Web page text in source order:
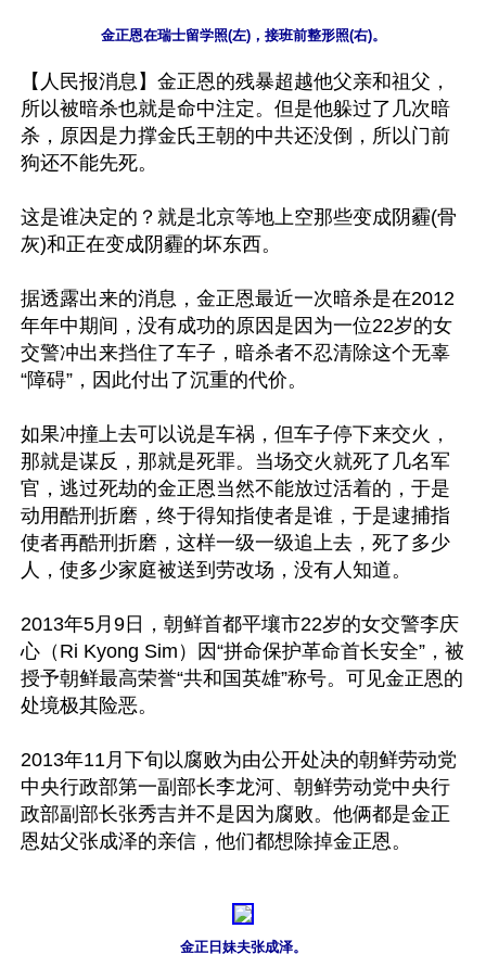
金正恩在瑞士留学照(左)，接班前整形照(右)。
【人民报消息】金正恩的残暴超越他父亲和祖父，
所以被暗杀也就是命中注定。但是他躲过了几次暗
杀，原因是力撑金氏王朝的中共还没倒，所以门前
狗还不能先死。
这是谁决定的？就是北京等地上空那些变成阴霾(骨
灰)和正在变成阴霾的坏东西。
据透露出来的消息，金正恩最近一次暗杀是在2012
年年中期间，没有成功的原因是因为一位22岁的女
交警冲出来挡住了车子，暗杀者不忍清除这个无辜
“障碍”，因此付出了沉重的代价。
如果冲撞上去可以说是车祸，但车子停下来交火，
那就是谋反，那就是死罪。当场交火就死了几名军
官，逃过死劫的金正恩当然不能放过活着的，于是
动用酷刑折磨，终于得知指使者是谁，于是逮捕指
使者再酷刑折磨，这样一级一级追上去，死了多少
人，使多少家庭被送到劳改场，没有人知道。
2013年5月9日，朝鲜首都平壤市22岁的女交警李庆
心（Ri Kyong Sim）因“拼命保护革命首长安全”，被
授予朝鲜最高荣誉“共和国英雄”称号。可见金正恩的
处境极其险恶。
2013年11月下旬以腐败为由公开处决的朝鲜劳动党
中央行政部第一副部长李龙河、朝鲜劳动党中央行
政部副部长张秀吉并不是因为腐败。他俩都是金正
恩姑父张成泽的亲信，他们都想除掉金正恩。
金正日妹夫张成泽。